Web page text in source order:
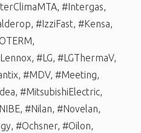
, #Intergas,
, #IzziFast, #Kensa,
,
, #LG, #LGThermaV,
, #MDV, #Meeting,
, #MitsubishiElectric,
, #Nilan, #Novelan,
, #Ochsner, #Oilon,